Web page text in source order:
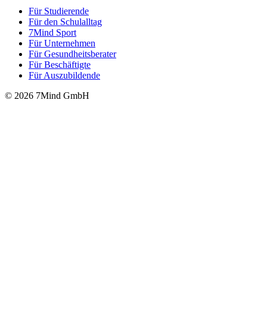
Für Stu­die­rende
Für den Schulalltag
7Mind Sport
Für Unter­neh­men
Für Gesund­heits­be­ra­ter
Für Beschäftigte
Für Auszubildende
© 2026 7Mind GmbH